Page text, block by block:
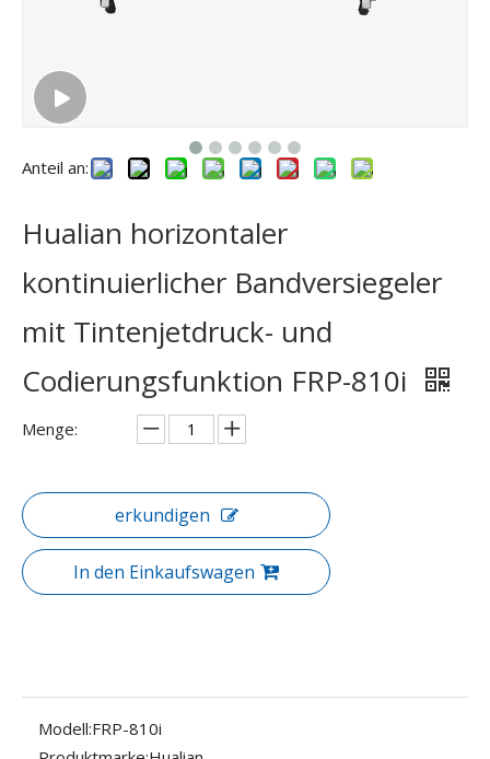
Anteil an:
Hualian horizontaler
kontinuierlicher Bandversiegeler
mit Tintenjetdruck- und
Codierungsfunktion FRP-810i
Menge:
erkundigen
In den Einkaufswagen
Modell:FRP-810i